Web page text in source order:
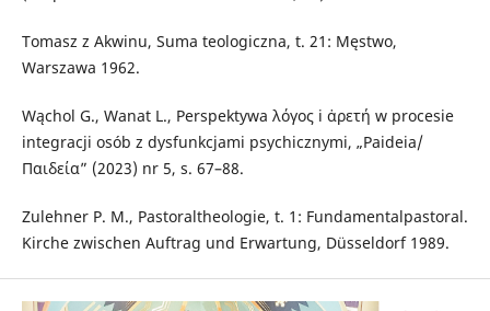
Tomasz z Akwinu, Suma teologiczna, t. 21: Męstwo,
Warszawa 1962.
Wąchol G., Wanat L., Perspektywa λόγος i ἀρετή w procesie
integracji osób z dysfunkcjami psychicznymi, „Paideia/
Παιδεία” (2023) nr 5, s. 67–88.
Zulehner P. M., Pastoraltheologie, t. 1: Fundamentalpastoral.
Kirche zwischen Auftrag und Erwartung, Düsseldorf 1989.